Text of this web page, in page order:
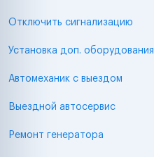
Отключить сигнализацию
Установка доп. оборудования
Автомеханик с выездом
Выездной автосервис
Ремонт генератора